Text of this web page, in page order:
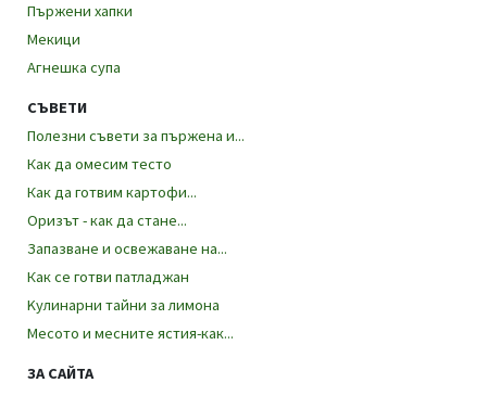
Пържени хапки
Мекици
Агнешка супа
СЪВЕТИ
Полезни съвети за пържена и...
Как да омесим тесто
Как да готвим картофи...
Оризът - как да стане...
Запазване и освежаване на...
Как се готви патладжан
Kулинарни тайни за лимона
Месото и месните ястия-как...
ЗА САЙТА